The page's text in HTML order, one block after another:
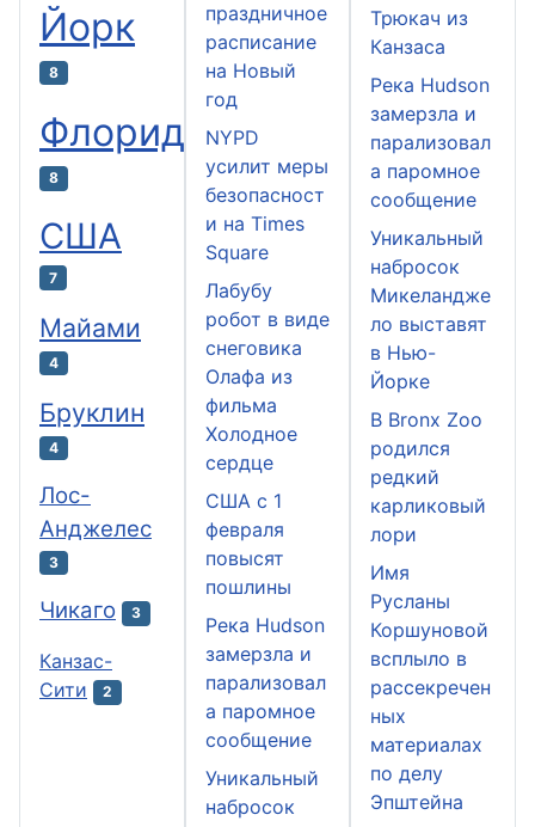
Йорк
8
Флорида
8
США
7
Майами
4
Бруклин
4
Лос-
Анджелес
3
Чикаго 3
Канзас-
Сити
2
праздничное
расписание
на Новый
год
NYPD
усилит меры
безопасност
и на Times
Square
Лабубу
робот в виде
снеговика
Олафа из
фильма
Холодное
сердце
США с 1
февраля
повысят
пошлины
Река Hudson
замерзла и
парализовал
а паромное
сообщение
Уникальный
набросок
Трюкач из
Канзаса
Река Hudson
замерзла и
парализовал
а паромное
сообщение
Уникальный
набросок
Микеландже
ло выставят
в Нью-
Йорке
В Bronx Zoo
родился
редкий
карликовый
лори
Имя
Русланы
Коршуновой
всплыло в
рассекречен
ных
материалах
по делу
Эпштейна